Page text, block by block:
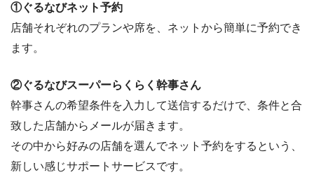
①ぐるなびネット予約
店舗それぞれのプランや席を、ネットから簡単に予約でき
ます。
②ぐるなびスーパーらくらく幹事さん
幹事さんの希望条件を入力して送信するだけで、条件と合
致した店舗からメールが届きます。
その中から好みの店舗を選んでネット予約をするという、
新しい感じサポートサービスです。